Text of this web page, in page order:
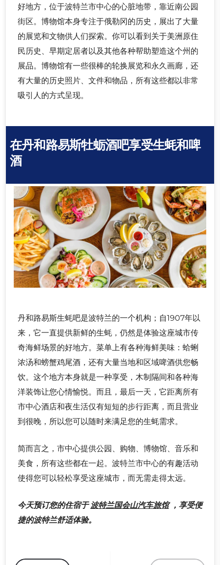
好地方，位于波特兰市中心的心脏地带，靠近南公园
街区。博物馆本身专注于俄勒冈的历史，展出了大量
的展览和文物供人们探索。你可以看到关于美洲原住
民历史、早期定居者以及其他各种帮助塑造这个州的
展品。博物馆有一些很棒的轮换展览和永久画廊，还
有大量的历史照片、文件和物品，所有这些都以非常
吸引人的方式呈现。
在丹和路易斯牡蛎酒吧享受生蚝和啤
酒
丹和路易斯生蚝吧是波特兰的一个机构；自1907年以
来，它一直提供新鲜的生蚝，仍然是体验这座城市传
奇海鲜场景的好地方。菜单上有各种海鲜美味：蛤蜊
浓汤和螃蟹鸡尾酒，还有大量当地和区域啤酒供您畅
饮。这个地方本身就是一种享受，木制隔间和各种海
洋装饰让您心情愉悦。而且，最后一天，它距离所有
市中心酒店和夜生活仅有短短的步行距离，而且营业
到很晚，所以您可以随时来满足您的生蚝需求。
简而言之，市中心提供公园、购物、博物馆、音乐和
美食，所有这些都在一起。波特兰市中心的有趣活动
使得您可以轻松享受这座城市，而无需走得太远。
今天预订您的住宿于波特兰国会山汽车旅馆，享受便
捷的波特兰舒适体验。